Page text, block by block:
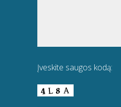
Įveskite saugos kodą: